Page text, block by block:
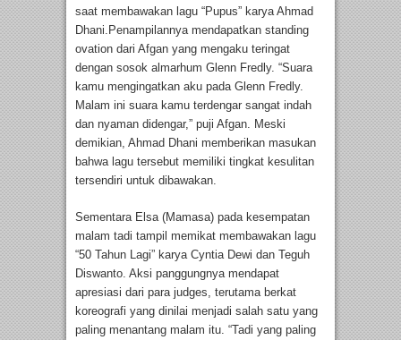
saat membawakan lagu “Pupus” karya Ahmad
Dhani.Penampilannya mendapatkan standing
ovation dari Afgan yang mengaku teringat
dengan sosok almarhum Glenn Fredly. “Suara
kamu mengingatkan aku pada Glenn Fredly.
Malam ini suara kamu terdengar sangat indah
dan nyaman didengar,” puji Afgan. Meski
demikian, Ahmad Dhani memberikan masukan
bahwa lagu tersebut memiliki tingkat kesulitan
tersendiri untuk dibawakan.
Sementara Elsa (Mamasa) pada kesempatan
malam tadi tampil memikat membawakan lagu
“50 Tahun Lagi” karya Cyntia Dewi dan Teguh
Diswanto. Aksi panggungnya mendapat
apresiasi dari para judges, terutama berkat
koreografi yang dinilai menjadi salah satu yang
paling menantang malam itu. “Tadi yang paling